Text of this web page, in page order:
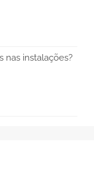
nas instalações?